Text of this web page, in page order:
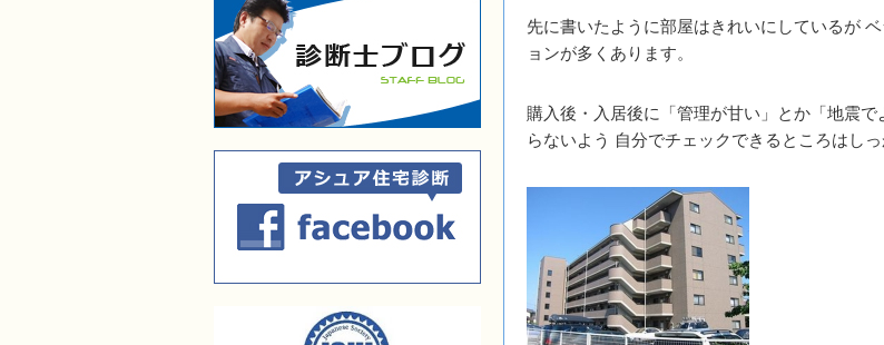
先に書いたように部屋はきれいにしているが
ョンが多くあります。
購入後・入居後に「管理が甘い」とか「地震
らないよう 自分でチェックできるところはし